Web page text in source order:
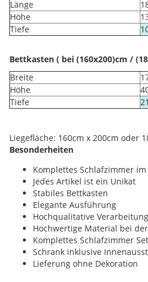
Länge
Höhe
Tiefe
Bettkasten ( bei (160x200)cm /
Breite
Höhe
Tiefe
Liegefläche: 160cm x 200cm oder
Besonderheiten
Komplettes Schlafzimmer
Jedes Artikel ist ein Unikat
Stabiles Bettkasten
Elegante Ausführung
Hochqualitative Verarbeitung
Hochwertige Material bei
Komplettes Schlafzimmer Set
Schrank inklusive
Lieferung ohne Dekoration